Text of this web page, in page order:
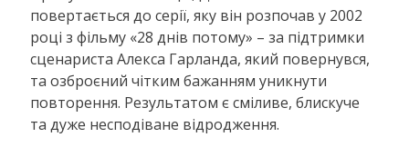
повертається до серії, яку він розпочав у 2002
році з фільму «28 днів потому» – за підтримки
сценариста Алекса Гарланда, який повернувся,
та озброєний чітким бажанням уникнути
повторення. Результатом є сміливе, блискуче
та дуже несподіване відродження.